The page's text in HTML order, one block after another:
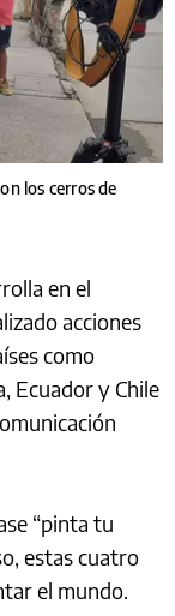
los cerros de
en el
acciones
como
Ecuador y Chile
“pinta tu
estas cuatro
el mundo.